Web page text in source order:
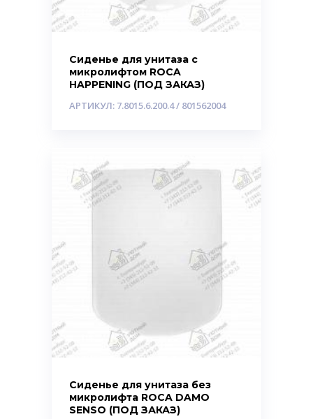
Сиденье для унитаза c
микролифтом ROCA
HAPPENING (ПОД ЗАКАЗ)
АРТИКУЛ: 7.8015.6.200.4 / 801562004
Сиденье для унитаза без
микролифта ROCA DAMO
SENSO (ПОД ЗАКАЗ)